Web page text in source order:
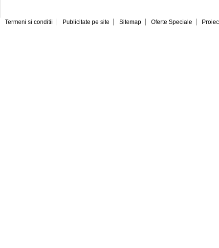
Termeni si conditii Publicitate pe site Sitemap Oferte Speciale